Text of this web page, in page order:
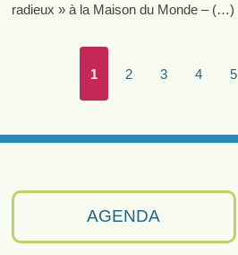
AGENDA
radieux » à la Maison du Monde – (…)
1 2 3 4 5